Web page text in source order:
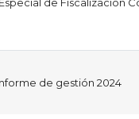
de gestión 2024